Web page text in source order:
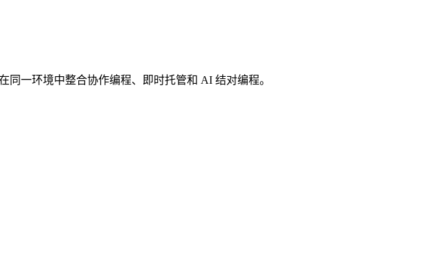
同一环境中整合协作编程、即时托管和 AI 结对编程。